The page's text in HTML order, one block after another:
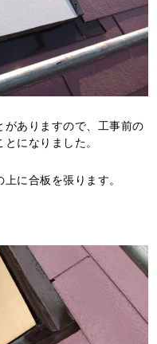
ありますので、工事前の
になりました。
に合板を張ります。